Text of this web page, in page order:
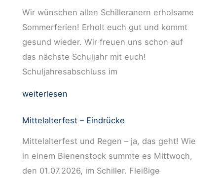
Wir wünschen allen Schilleranern erholsame
Sommerferien! Erholt euch gut und kommt
gesund wieder. Wir freuen uns schon auf
das nächste Schuljahr mit euch!
Schuljahresabschluss im
weiterlesen
Mittelalterfest – Eindrücke
Mittelalterfest und Regen – ja, das geht! Wie
in einem Bienenstock summte es Mittwoch,
den 01.07.2026, im Schiller. Fleißige